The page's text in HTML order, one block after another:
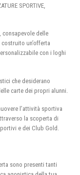
SPORTIVE,
consapevole delle
un’offerta
con i loghi
che desiderano
carte dei propri alunni.
l’attività sportiva
la scoperta di
e dei Club Gold.
sono presenti tanti